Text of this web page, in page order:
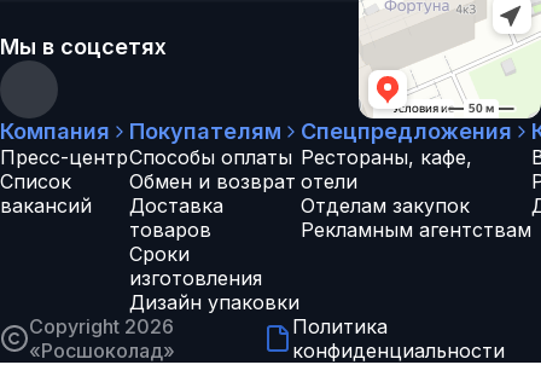
Мы в соцсетях
Компания
Пресс-центр
Список
вакансий
Покупателям
Способы оплаты
Обмен и возврат
Доставка
товаров
Сроки
изготовления
Дизайн упаковки
Спецпредложения
Рестораны, кафе,
отели
Отделам закупок
Рекламным агентствам
Copyright 2026
«Росшоколад»
Политика
конфиденциальности